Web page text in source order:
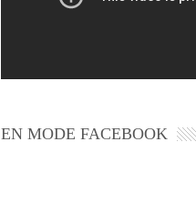
EN MODE FACEBOOK